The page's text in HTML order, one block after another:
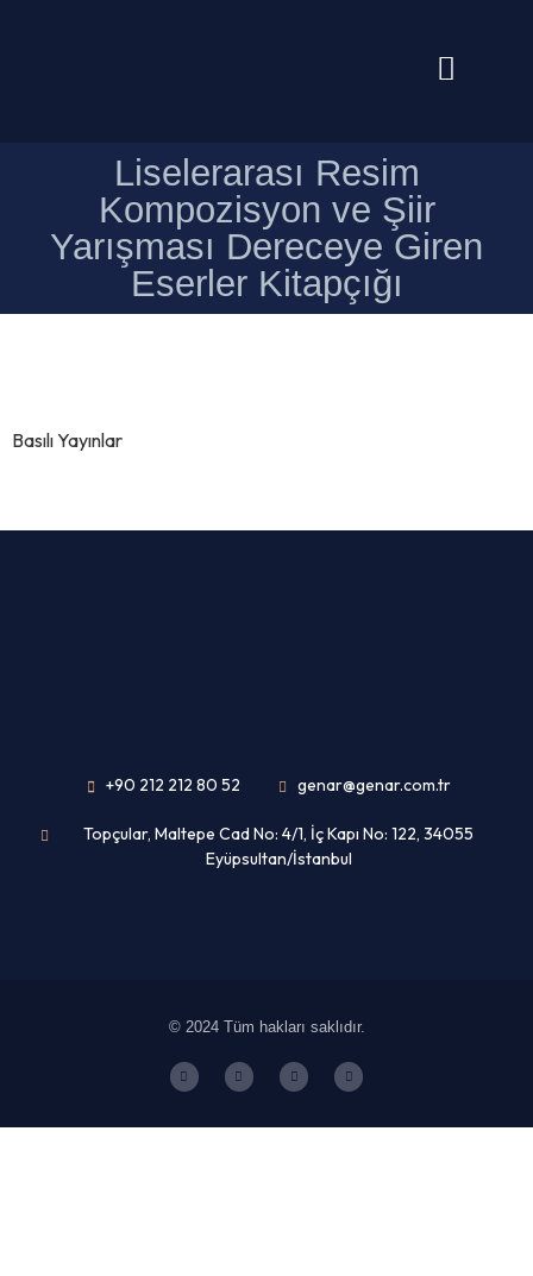
Liselerarası Resim
Kompozisyon ve Şiir
Yarışması Dereceye Giren
Eserler Kitapçığı
Basılı Yayınlar
+90 212 212 80 52 genar@genar.com.tr
Topçular, Maltepe Cad No: 4/1, İç Kapı No: 122, 34055
Eyüpsultan/İstanbul
© 2024 Tüm hakları saklıdır.